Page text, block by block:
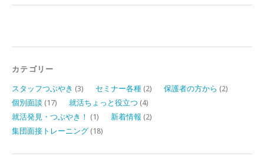
カテゴリー
スタッフつぶやき (3) セミナー各種 (2) 保護者の方から (2)
個別面談 (17) 就活ちょっと役立つ (4)
就活発見・つぶやき！ (1) 新着情報 (2)
集団面接トレーニング (18)